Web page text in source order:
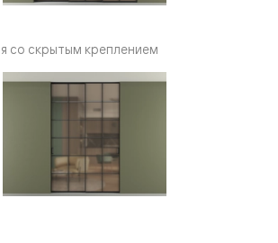
со скрытым креплением